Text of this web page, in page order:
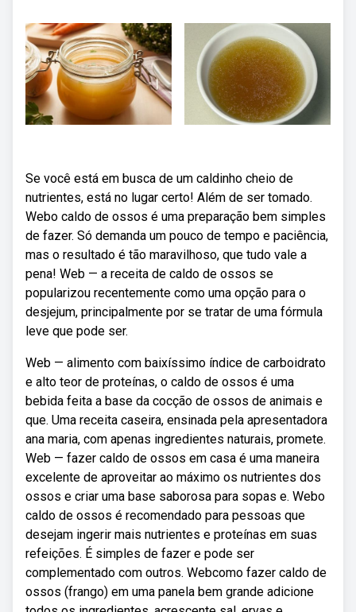
Se você está em busca de um caldinho cheio de
nutrientes, está no lugar certo! Além de ser tomado.
Webo caldo de ossos é uma preparação bem simples
de fazer. Só demanda um pouco de tempo e paciência,
mas o resultado é tão maravilhoso, que tudo vale a
pena! Web — a receita de caldo de ossos se
popularizou recentemente como uma opção para o
desjejum, principalmente por se tratar de uma fórmula
leve que pode ser.
Web — alimento com baixíssimo índice de carboidrato
e alto teor de proteínas, o caldo de ossos é uma
bebida feita a base da cocção de ossos de animais e
que. Uma receita caseira, ensinada pela apresentadora
ana maria, com apenas ingredientes naturais, promete.
Web — fazer caldo de ossos em casa é uma maneira
excelente de aproveitar ao máximo os nutrientes dos
ossos e criar uma base saborosa para sopas e. Webo
caldo de ossos é recomendado para pessoas que
desejam ingerir mais nutrientes e proteínas em suas
refeições. É simples de fazer e pode ser
complementado com outros. Webcomo fazer caldo de
ossos (frango) em uma panela bem grande adicione